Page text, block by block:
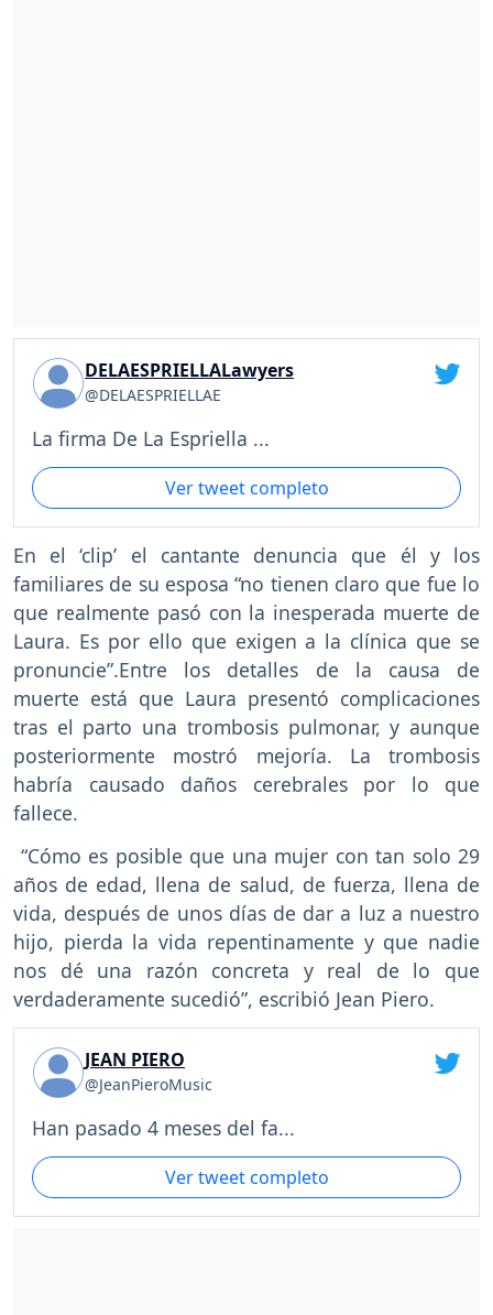
DELAESPRIELLALawyers
@DELAESPRIELLAE
La firma De La Espriella ...
Ver tweet completo
En el ‘clip’ el cantante denuncia que él y los
familiares de su esposa “no tienen claro que fue lo
que realmente pasó con la inesperada muerte de
Laura. Es por ello que exigen a la clínica que se
pronuncie”.Entre los detalles de la causa de
muerte está que Laura presentó complicaciones
tras el parto una trombosis pulmonar, y aunque
posteriormente mostró mejoría. La trombosis
habría causado daños cerebrales por lo que
fallece.
“Cómo es posible que una mujer con tan solo 29
años de edad, llena de salud, de fuerza, llena de
vida, después de unos días de dar a luz a nuestro
hijo, pierda la vida repentinamente y que nadie
nos dé una razón concreta y real de lo que
verdaderamente sucedió”, escribió Jean Piero.
JEAN PIERO
@JeanPieroMusic
Han pasado 4 meses del fa...
Ver tweet completo